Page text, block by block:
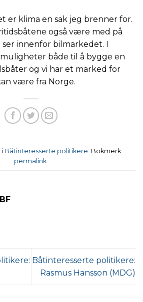
er klima en sak jeg brenner for.
også være med på
innenfor bilmarkedet. I
både til å bygge en
og vi har et marked for
være fra Norge.
i Båtinteresserte politikere. Bokmerk
permalink.
Båtinteresserte politikere:
Rasmus Hansson (MDG)